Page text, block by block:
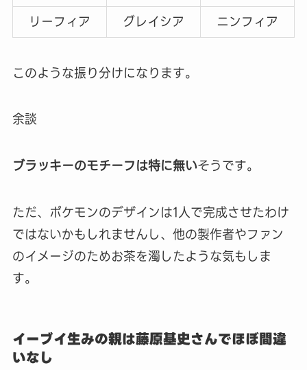
リーフィア
グレイシア ニンフィア
このような振り分けになります。
余談
ブラッキーのモチーフは特に無いそうです。
ただ、ポケモンのデザインは1人で完成させたわけ
ではないかもしれませんし、他の製作者やファン
のイメージのためお茶を濁したような気もしま
す。
イーブイ生みの親は藤原基史さんでほぼ間違
いなし